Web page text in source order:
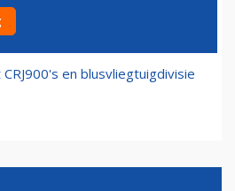
naar bosbranden in
en blusvliegtuigdivisie